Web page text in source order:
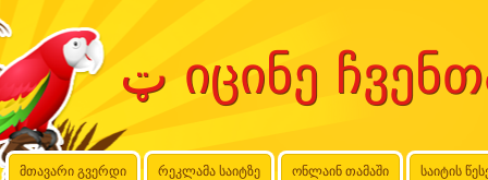
მთავარი გვერდი რეკლამა საიტზე ონლაინ თამაში საიტის